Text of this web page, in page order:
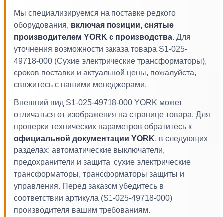
Мы специализируемся на поставке редкого
оборудования, включая позиции, снятые
производителем YORK с производства. Для
уточнения возможности заказа товара S1-025-
49718-000 (Сухие электрические трансформаторы),
сроков поставки и актуальной цены, пожалуйста,
свяжитесь с нашими менеджерами.
Внешний вид S1-025-49718-000 YORK может
отличаться от изображения на странице товара. Для
проверки технических параметров обратитесь к
официальной документации YORK, в следующих
разделах: автоматические выключатели,
предохранители и защита, сухие электрические
трансформаторы, трансформаторы защиты и
управления. Перед заказом убедитесь в
соответствии артикула (S1-025-49718-000)
производителя вашим требованиям.